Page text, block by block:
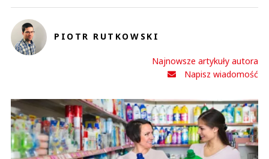
PIOTR RUTKOWSKI
Najnowsze artykuły autora
Napisz wiadomość